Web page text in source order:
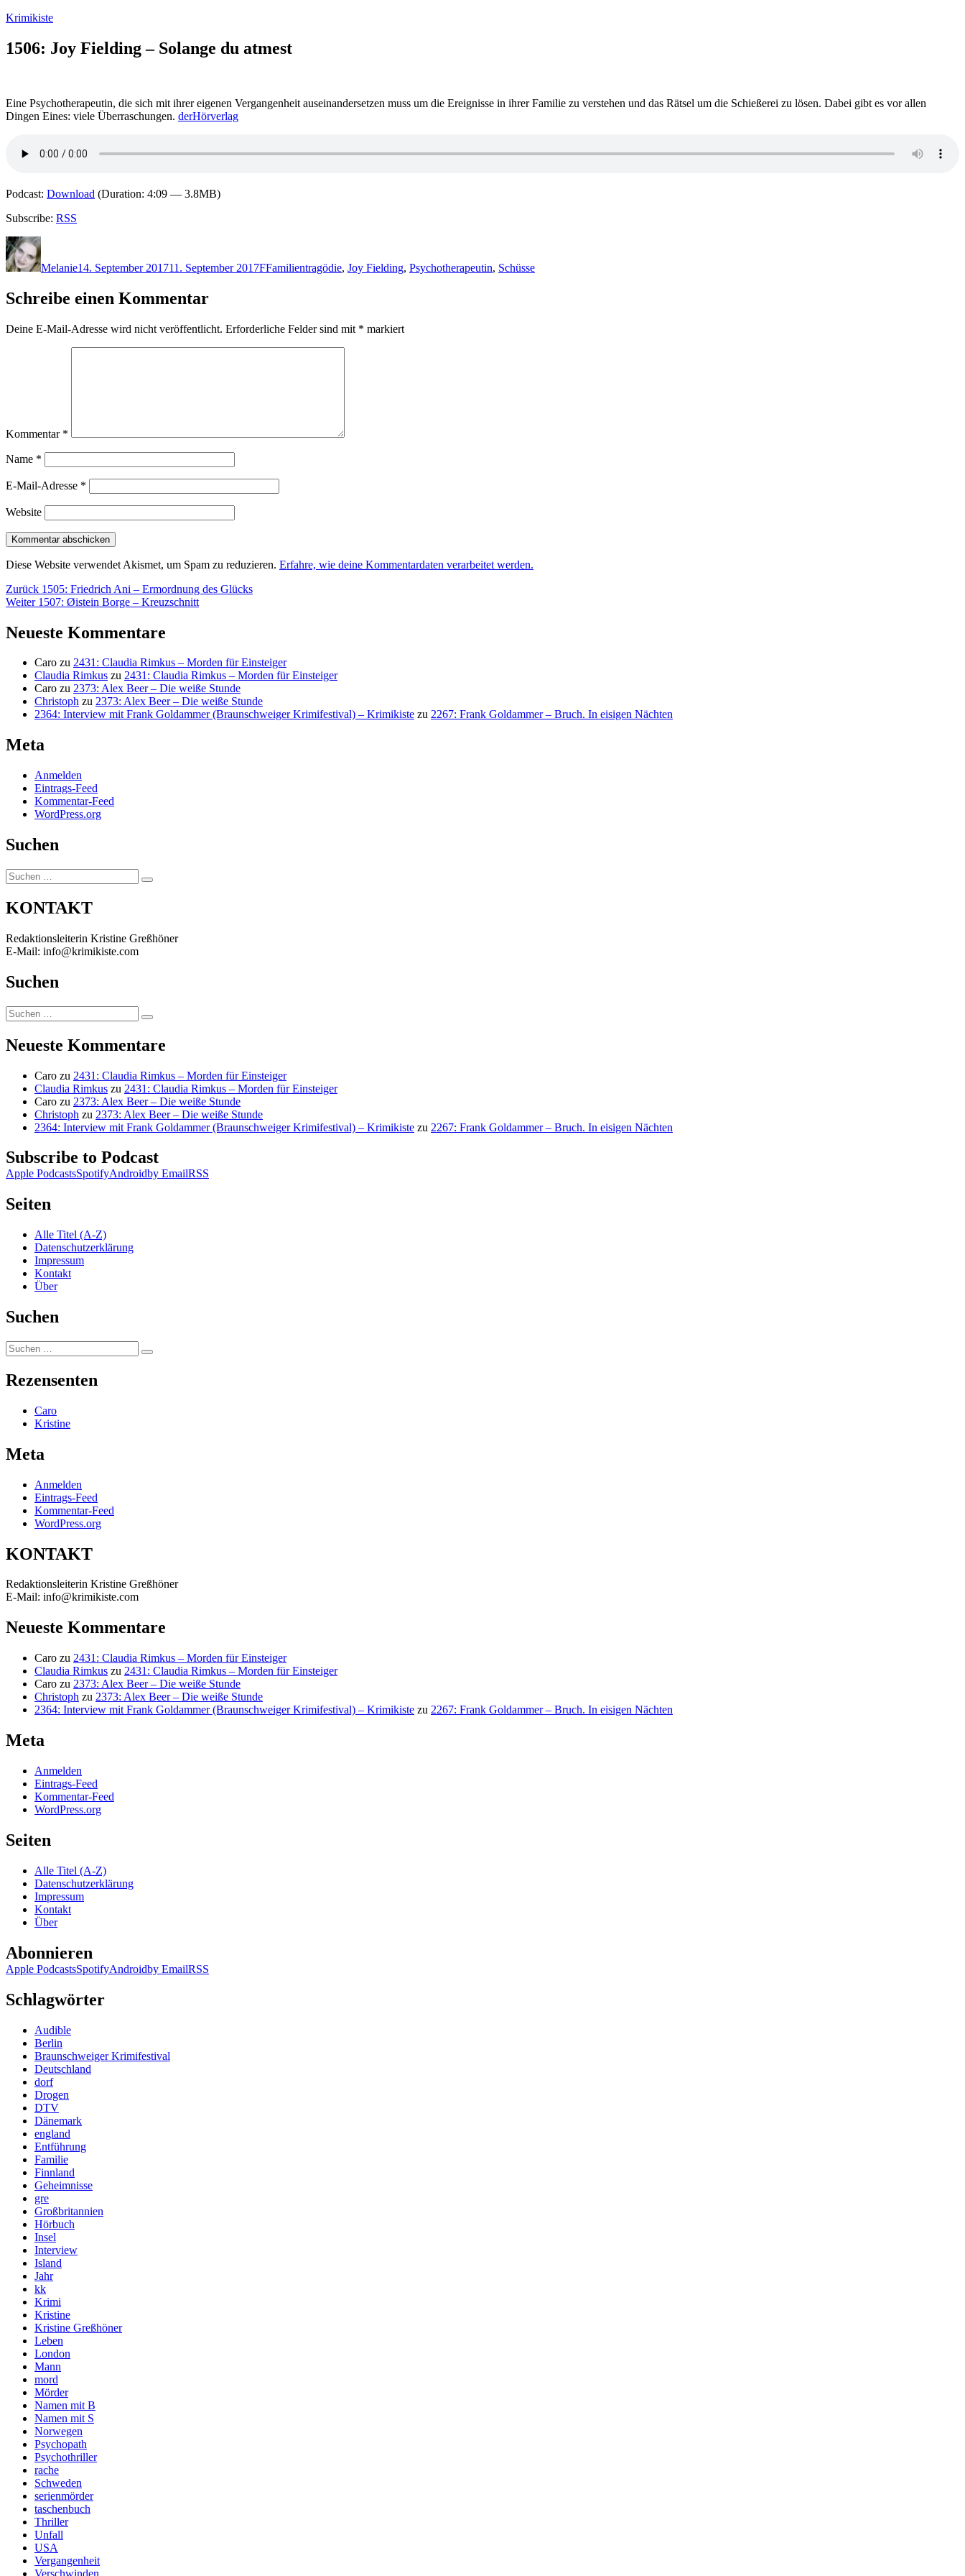
Zum
springen
Krimikiste
1506: Joy Fielding – Solange du atmest
Eine Psychotherapeutin, die sich mit ihrer eigenen Vergangenheit auseinandersetzen muss um die Ereignisse in ihrer Familie zu verstehen und das Rätsel um die Schießerei zu lösen. Dabei gibt es vor allen
Dingen Eines: viele Überraschungen. derHörverlag
Podcast: Download (Duration: 4:09 — 3.8MB)
Subscribe: RSS
Autor
Melanie14. September 201711. September 2017FFamilientragödie, Joy Fielding, Psychotherapeutin, Schüsse
Schreibe einen Kommentar
Deine E-Mail-Adresse wird nicht veröffentlicht. Erforderliche Felder sind mit * markiert
Kommentar *
Name *
E-Mail-Adresse *
Website
Diese Website verwendet Akismet, um Spam zu reduzieren. Erfahre, wie deine Kommentardaten verarbeitet werden.
Beitragsnavigation
Zurück Vorheriger
Beitrag:
1505: Friedrich Ani – Ermordnung des Glücks
Weiter Nächster
1507: Øistein Borge – Kreuzschnitt
Neueste Kommentare
Caro zu 2431: Claudia Rimkus – Morden für Einsteiger
Claudia Rimkus zu 2431: Claudia Rimkus – Morden für Einsteiger
Caro zu 2373: Alex Beer – Die weiße Stunde
Christoph zu 2373: Alex Beer – Die weiße Stunde
2364: Interview mit Frank Goldammer (Braunschweiger Krimifestival) – Krimikiste zu 2267: Frank Goldammer – Bruch. In eisigen Nächten
Meta
Anmelden
Eintrags-Feed
Kommentar-Feed
WordPress.org
Suchen
Suchen
nach:
Suchen
KONTAKT
Redaktionsleiterin Kristine Greßhöner
E-Mail: info@krimikiste.com
Suchen
Suchen
nach:
Suchen
Neueste Kommentare
Caro zu 2431: Claudia Rimkus – Morden für Einsteiger
Claudia Rimkus zu 2431: Claudia Rimkus – Morden für Einsteiger
Caro zu 2373: Alex Beer – Die weiße Stunde
Christoph zu 2373: Alex Beer – Die weiße Stunde
2364: Interview mit Frank Goldammer (Braunschweiger Krimifestival) – Krimikiste zu 2267: Frank Goldammer – Bruch. In eisigen Nächten
Subscribe to Podcast
Apple PodcastsSpotifyAndroidby EmailRSS
Seiten
Alle Titel (A-Z)
Datenschutzerklärung
Impressum
Kontakt
Über
Suchen
Suchen
nach:
Suchen
Rezensenten
Caro
Kristine
Meta
Anmelden
Eintrags-Feed
Kommentar-Feed
WordPress.org
KONTAKT
Redaktionsleiterin Kristine Greßhöner
E-Mail: info@krimikiste.com
Neueste Kommentare
Caro zu 2431: Claudia Rimkus – Morden für Einsteiger
Claudia Rimkus zu 2431: Claudia Rimkus – Morden für Einsteiger
Caro zu 2373: Alex Beer – Die weiße Stunde
Christoph zu 2373: Alex Beer – Die weiße Stunde
2364: Interview mit Frank Goldammer (Braunschweiger Krimifestival) – Krimikiste zu 2267: Frank Goldammer – Bruch. In eisigen Nächten
Meta
Anmelden
Eintrags-Feed
Kommentar-Feed
WordPress.org
Seiten
Alle Titel (A-Z)
Datenschutzerklärung
Impressum
Kontakt
Über
Abonnieren
Apple PodcastsSpotifyAndroidby EmailRSS
Schlagwörter
Audible
Berlin
Braunschweiger Krimifestival
Deutschland
dorf
Drogen
DTV
Dänemark
england
Entführung
Familie
Finnland
Geheimnisse
gre
Großbritannien
Hörbuch
Insel
Interview
Island
Jahr
kk
Krimi
Kristine
Kristine Greßhöner
Leben
London
Mann
mord
Mörder
Namen mit B
Namen mit S
Norwegen
Psychopath
Psychothriller
rache
Schweden
serienmörder
taschenbuch
Thriller
Unfall
USA
Vergangenheit
Verschwinden